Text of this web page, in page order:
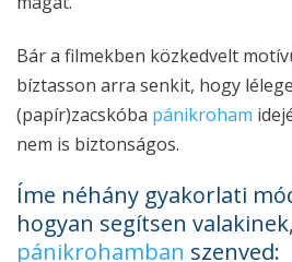
Bár a filmekben közkedvelt
bíztasson arra senkit, hogy
(papír)zacskóba pánikroham
nem is biztonságos.
Íme néhány gyakorlati
hogyan segítsen
pánikrohamban szenved: